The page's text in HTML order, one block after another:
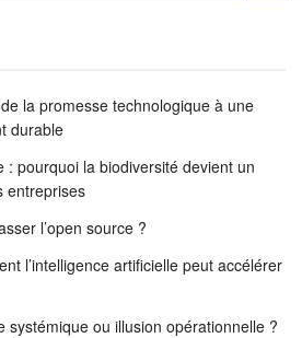
la promesse technologique à une
durable
: pourquoi la biodiversité devient un
entreprises
l’open source ?
l’intelligence artificielle peut accélérer
systémique ou illusion opérationnelle ?